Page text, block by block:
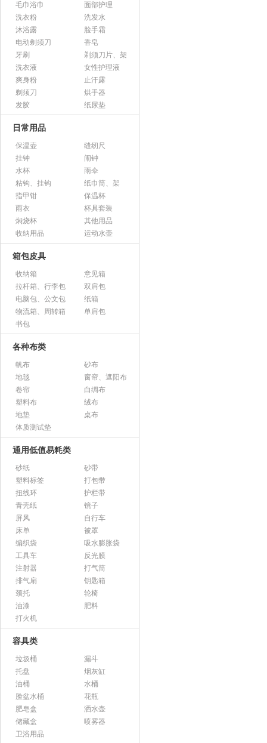
毛巾浴巾
面部护理
洗衣粉
洗发水
沐浴露
脸手霜
电动剃须刀
香皂
牙刷
剃须刀片、架
洗衣液
女性护理液
爽身粉
止汗露
剃须刀
烘手器
发胶
纸尿垫
日常用品
保温壶
缝纫尺
挂钟
闹钟
水杯
雨伞
粘钩、挂钩
纸巾筒、架
指甲钳
保温杯
雨衣
杯具套装
焖烧杯
其他用品
收纳用品
运动水壶
箱包皮具
收纳箱
意见箱
拉杆箱、行李包
双肩包
电脑包、公文包
纸箱
物流箱、周转箱
单肩包
书包
各种布类
帆布
砂布
地毯
窗帘、遮阳布
卷帘
白绸布
塑料布
绒布
地垫
桌布
体质测试垫
通用低值易耗类
砂纸
砂带
塑料标签
打包带
扭线环
护栏带
青壳纸
镜子
屏风
自行车
床单
被罩
编织袋
吸水膨胀袋
工具车
反光膜
注射器
打气筒
排气扇
钥匙箱
颈托
轮椅
油漆
肥料
打火机
容具类
垃圾桶
漏斗
托盘
烟灰缸
油桶
水桶
脸盆水桶
花瓶
肥皂盒
洒水壶
储藏盒
喷雾器
卫浴用品